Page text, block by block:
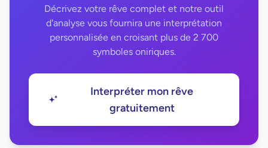
Décrivez votre rêve complet et notre outil
d'analyse vous fournira une interprétation
personnalisée en croisant plus de 2 700
symboles oniriques.
Interpréter mon rêve
gratuitement